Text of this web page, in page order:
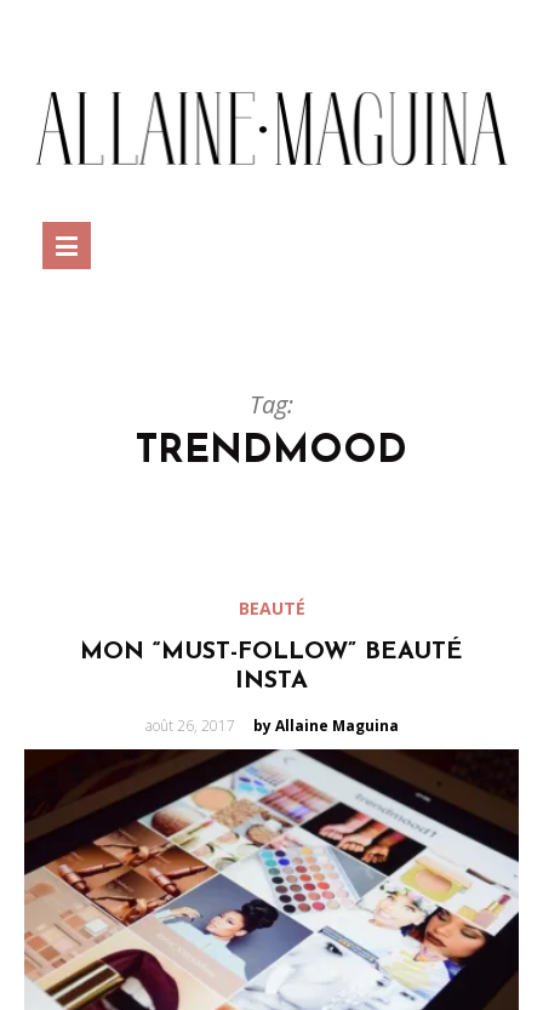
Tag:
TRENDMOOD
BEAUTÉ
MON “MUST-FOLLOW” BEAUTÉ
INSTA
Posted
août 26, 2017 by Allaine Maguina